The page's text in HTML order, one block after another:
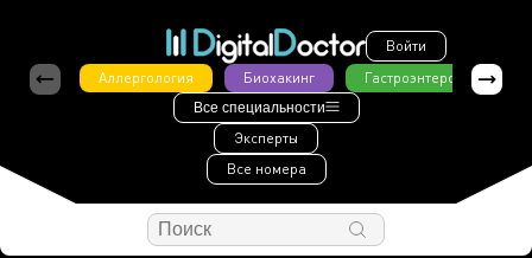
Войти
Аллергология
Биохакинг Гастроэнтерология
Все специальности
Эксперты
Все номера